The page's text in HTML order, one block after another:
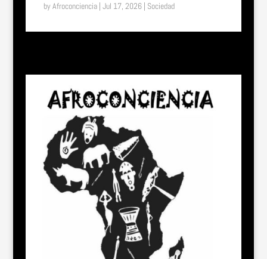
byAfroconciencia| Jul 17, 2026| Sociedad